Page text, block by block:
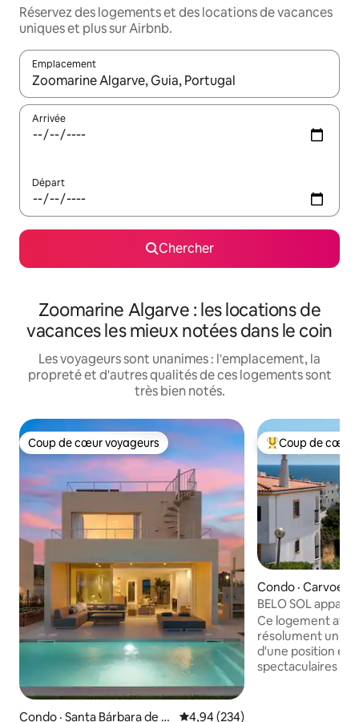
Réservez des logements et des locations de vacances
uniques et plus sur Airbnb.
Emplacement
Quand les résultats sont affichés, parcourez-les en utilisant
Arrivée
Départ
Chercher
Zoomarine Algarve : les locations de
vacances les mieux notées dans le coin
Les voyageurs sont unanimes : l'emplacement, la
propreté et d'autres qualités de ces logements sont
très bien notés.
Coup de cœur voyageurs
Coup de cœur voyageurs
Condo · Santa Bárbara de N
Note moyenne de 4,94 sur 5,
4,94 (234)
Coup de cœur
Coup de cœur
Condo · Carvoeiro
BELO SOL
vue sur la mer
Ce logement
résolument
d'une position
spectaculaires